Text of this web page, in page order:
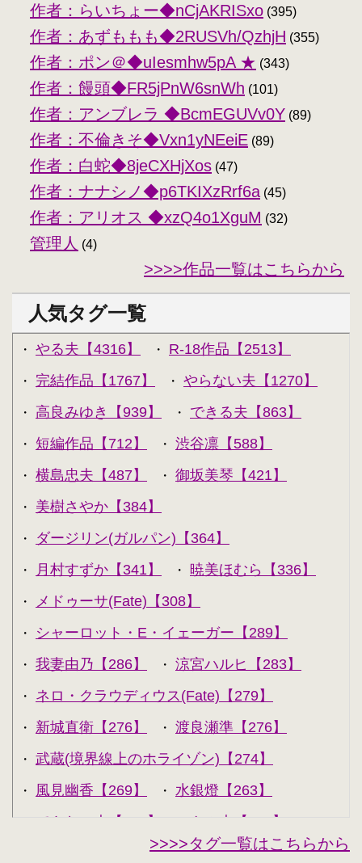
作者：らいちょー◆nCjAKRISxo (395)
作者：あずももも◆2RUSVh/QzhjH (355)
作者：ポン＠◆uIesmhw5pA ★ (343)
作者：饅頭◆FR5jPnW6snWh (101)
作者：アンブレラ ◆BcmEGUVv0Y (89)
作者：不倫きそ◆Vxn1yNEeiE (89)
作者：白蛇◆8jeCXHjXos (47)
作者：ナナシノ◆p6TKIXzRrf6a (45)
作者：アリオス ◆xzQ4o1XguM (32)
管理人 (4)
>>>>作品一覧はこちらから
人気タグ一覧
・ やる夫【4316】 ・ R-18作品【2513】
・ 完結作品【1767】 ・ やらない夫【1270】
・ 高良みゆき【939】 ・ できる夫【863】
・ 短編作品【712】 ・ 渋谷凛【588】
・ 横島忠夫【487】 ・ 御坂美琴【421】
・ 美樹さやか【384】
・ ダージリン(ガルパン)【364】
・ 月村すずか【341】 ・ 暁美ほむら【336】
・ メドゥーサ(Fate)【308】
・ シャーロット・E・イェーガー【289】
・ 我妻由乃【286】 ・ 涼宮ハルヒ【283】
・ ネロ・クラウディウス(Fate)【279】
・ 新城直衛【276】 ・ 渡良瀬準【276】
・ 武蔵(境界線上のホライゾン)【274】
・ 風見幽香【269】 ・ 水銀燈【263】
できない夫【262】 キル夫【260】
セシリア・オルコット【240】
>>>>タグ一覧はこちらから